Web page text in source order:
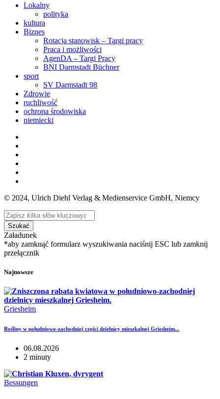
Lokalny
polityka
kultura
Biznes
Rotacja stanowisk – Targi pracy
Praca i możliwości
AgenDA – Targi Pracy
BNI Darmstadt Büchner
sport
SV Darmstadt 98
Zdrowie
ruchliwość
ochrona środowiska
niemiecki
© 2024, Ulrich Diehl Verlag & Medienservice GmbH, Niemcy
Szukać
Załadunek
*aby zamknąć formularz wyszukiwania naciśnij ESC lub zamknij
przełącznik
Najnowsze
Griesheim
Rośliny w południowo-zachodniej części dzielnicy mieszkalnej Griesheim...
06.08.2026
2 minuty
Bessungen